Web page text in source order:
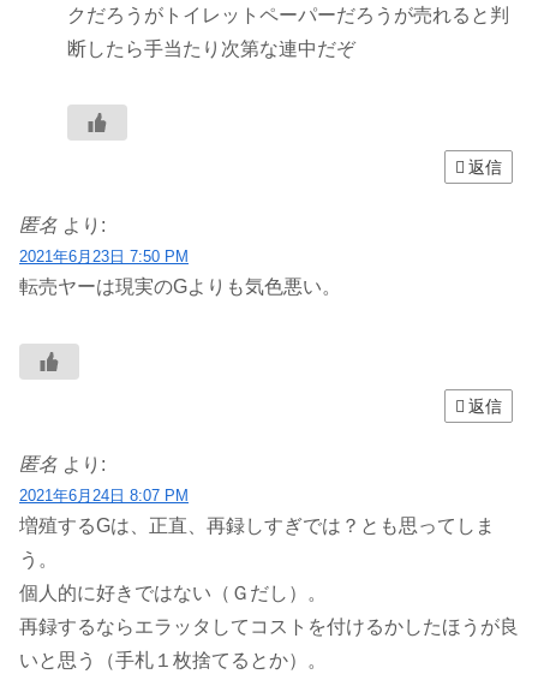
クだろうがトイレットペーパーだろうが売れると判
断したら手当たり次第な連中だぞ
返信
匿名 より:
2021年6月23日 7:50 PM
転売ヤーは現実のGよりも気色悪い。
返信
匿名 より:
2021年6月24日 8:07 PM
増殖するGは、正直、再録しすぎでは？とも思ってしま
う。
個人的に好きではない（Ｇだし）。
再録するならエラッタしてコストを付けるかしたほうが良
いと思う（手札１枚捨てるとか）。